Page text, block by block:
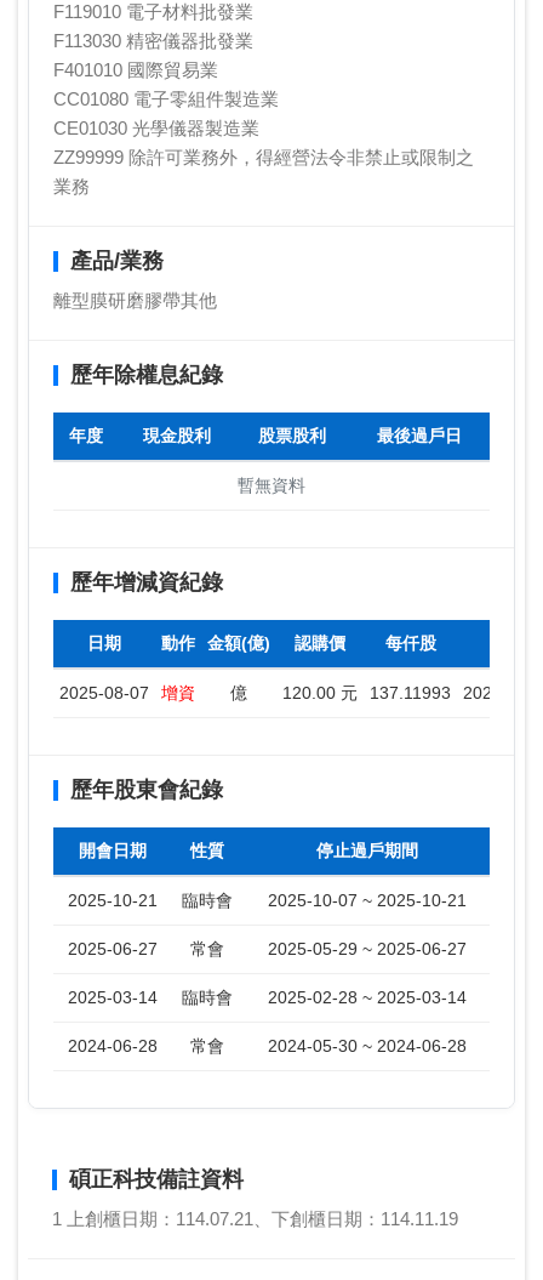
F119010 電子材料批發業
F113030 精密儀器批發業
F401010 國際貿易業
CC01080 電子零組件製造業
CE01030 光學儀器製造業
ZZ99999 除許可業務外，得經營法令非禁止或限制之
業務
產品/業務
離型膜研磨膠帶其他
歷年除權息紀錄
年度 現金股利 股票股利 最後過戶日
暫無資料
歷年增減資紀錄
日期 動作 金額(億) 認購價 每仟股
2025-08-07 增資 億 120.00 元 137.11993 2025-08-
歷年股東會紀錄
開會日期 性質 停止過戶期間
2025-10-21 臨時會 2025-10-07 ~ 2025-10-21
2025-06-27 常會 2025-05-29 ~ 2025-06-27
2025-03-14 臨時會 2025-02-28 ~ 2025-03-14
2024-06-28 常會 2024-05-30 ~ 2024-06-28
碩正科技備註資料
1 上創櫃日期：114.07.21、下創櫃日期：114.11.19